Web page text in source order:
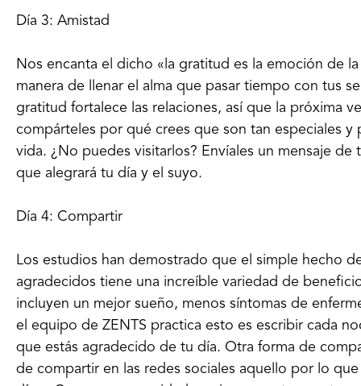
Día 3: Amistad
Nos encanta el dicho «la gratitud es la emoción de
manera de llenar el alma que pasar tiempo con tus
gratitud fortalece las relaciones, así que la próxima
compárteles por qué crees que son tan especiales
vida. ¿No puedes visitarlos? Envíales un mensaje
que alegrará tu día y el suyo.
Día 4: Compartir
Los estudios han demostrado que el simple hecho
agradecidos tiene una increíble variedad de
incluyen un mejor sueño, menos síntomas de
el equipo de ZENTS practica esto es escribir cada
que estás agradecido de tu día. Otra forma de
de compartir en las redes sociales aquello por lo